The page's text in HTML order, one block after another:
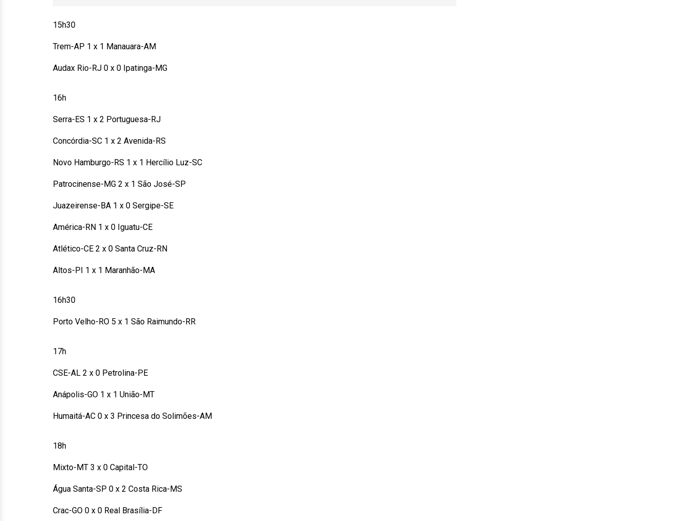
15h30
Trem-AP 1 x 1 Manauara-AM
Audax Rio-RJ 0 x 0 Ipatinga-MG
16h
Serra-ES 1 x 2 Portuguesa-RJ
Concórdia-SC 1 x 2 Avenida-RS
Novo Hamburgo-RS 1 x 1 Hercílio Luz-SC
Patrocinense-MG 2 x 1 São José-SP
Juazeirense-BA 1 x 0 Sergipe-SE
América-RN 1 x 0 Iguatu-CE
Atlético-CE 2 x 0 Santa Cruz-RN
Altos-PI 1 x 1 Maranhão-MA
16h30
Porto Velho-RO 5 x 1 São Raimundo-RR
17h
CSE-AL 2 x 0 Petrolina-PE
Anápolis-GO 1 x 1 União-MT
Humaitá-AC 0 x 3 Princesa do Solimões-AM
18h
Mixto-MT 3 x 0 Capital-TO
Água Santa-SP 0 x 2 Costa Rica-MS
Crac-GO 0 x 0 Real Brasília-DF